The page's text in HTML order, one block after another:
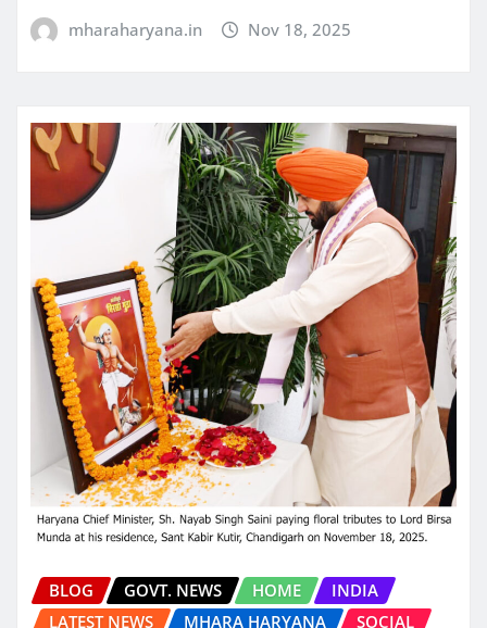
mharaharyana.in Nov 18, 2025
BLOG GOVT. NEWS HOME
INDIA
LATEST NEWS
MHARA HARYANA
SOCIAL